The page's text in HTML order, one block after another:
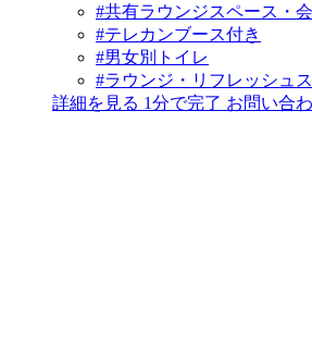
#共有ラウンジスペース・
#テレカンブース付き
#男女別トイレ
#ラウンジ・リフレッシュ
詳細を見る 1分で完了 お問い合